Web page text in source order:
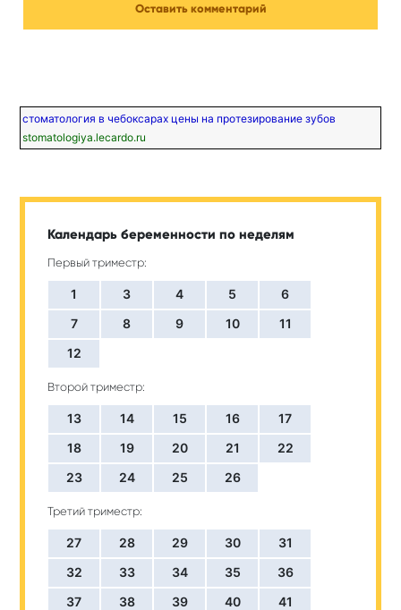
стоматология в чебоксарах цены на протезирование зубов
stomatologiya.lecardo.ru
Календарь беременности по неделям
Первый триместр:
1 3 4 5
6
7
8 9 10
11
12
Второй триместр:
13 14 15 16
17
18
19 20 21
22
23
24 25 26
Третий триместр:
27 28 29 30
31
32
33 34 35
36
37
38 39 40 41